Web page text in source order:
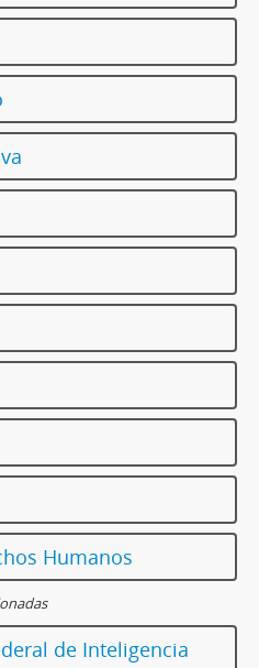
Humanos
de Inteligencia